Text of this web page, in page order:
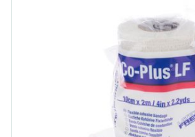
80 mm
25°C)